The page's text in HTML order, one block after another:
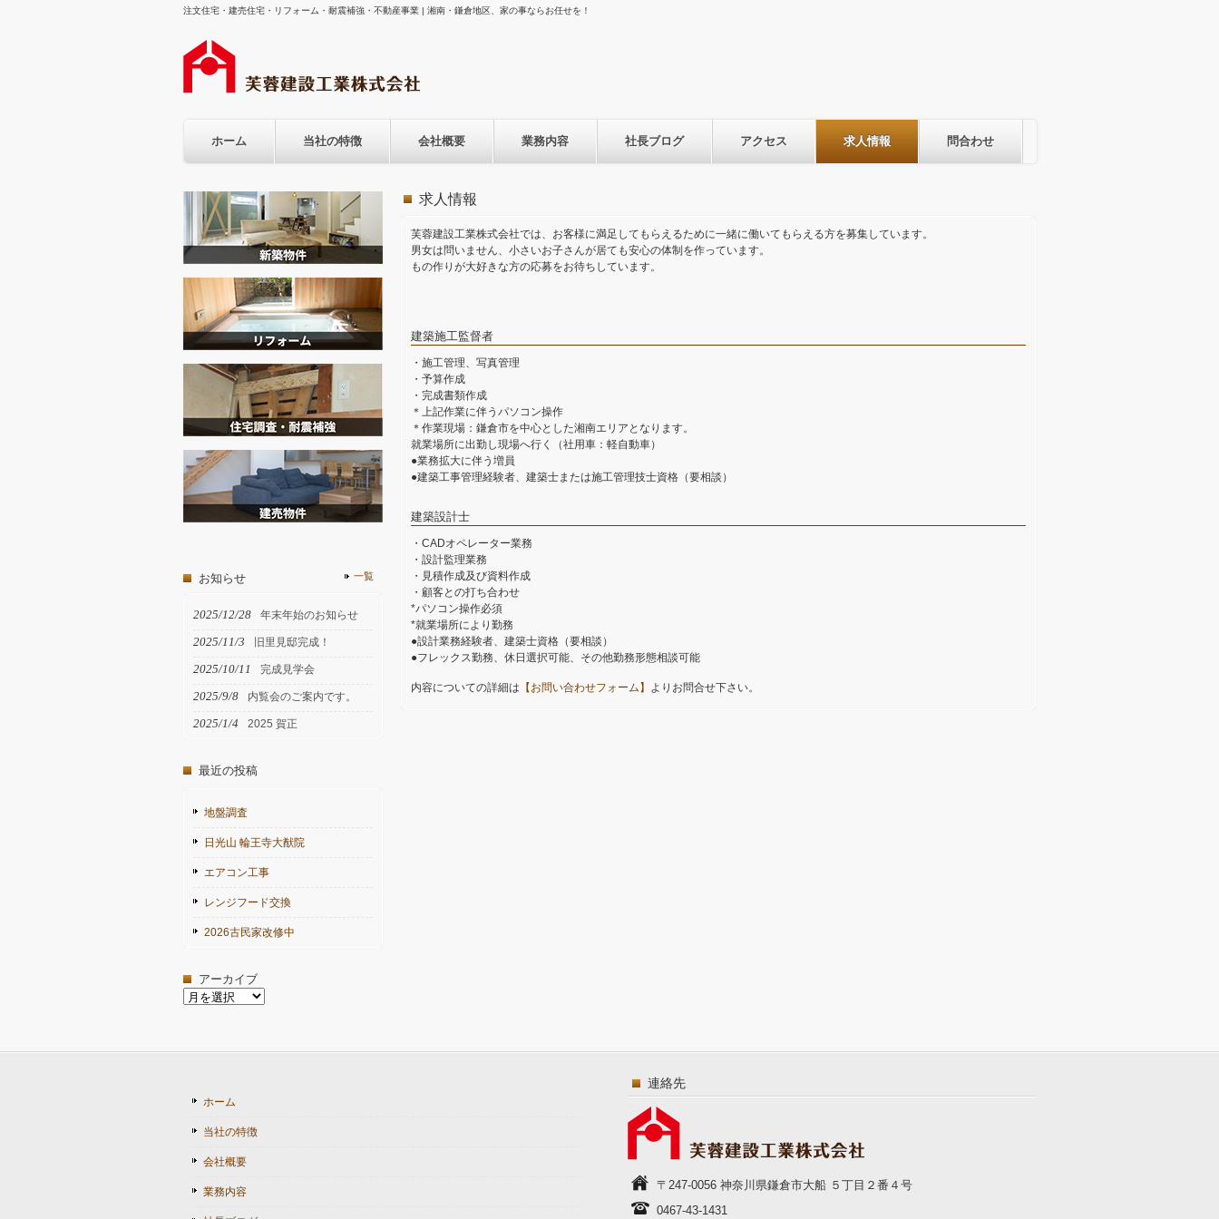
注文住宅・建売住宅・リフォーム・耐震補強・不動産事業 | 湘南・鎌倉地区、家の事ならお任せを！
ホーム 当社の特徴 会社概要 業務内容 社長ブログ アクセス 求人情報 問合わせ
求人情報
芙蓉建設工業株式会社では、お客様に満足してもらえるために一緒に働いてもらえる方を募集しています。
男女は問いません、小さいお子さんが居ても安心の体制を作っています。
もの作りが大好きな方の応募をお待ちしています。
建築施工監督者
・施工管理、写真管理
・予算作成
・完成書類作成
＊上記作業に伴うパソコン操作
＊作業現場：鎌倉市を中心とした湘南エリアとなります。
就業場所に出勤し現場へ行く（社用車：軽自動車）
●業務拡大に伴う増員
●建築工事管理経験者、建築士または施工管理技士資格（要相談）
建築設計士
・CADオペレーター業務
・設計監理業務
・見積作成及び資料作成
・顧客との打ち合わせ
*パソコン操作必須
*就業場所により勤務
●設計業務経験者、建築士資格（要相談）
●フレックス勤務、休日選択可能、その他勤務形態相談可能
内容についての詳細は 【お問い合わせフォーム】 よりお問合せ下さい。
お知らせ 一覧
2025/12/28 年末年始のお知らせ
2025/11/3 旧里見邸完成！
2025/10/11 完成見学会
2025/9/8 内覧会のご案内です。
2025/1/4 2025 賀正
最近の投稿
地盤調査
日光山 輪王寺大猷院
エアコン工事
レンジフード交換
2026古民家改修中
アーカイブ
ア
ホーム
当社の特徴
会社概要
業務内容
連絡先
〒247-0056 神奈川県鎌倉市大船 ５丁目２番４号
0467-43-1431